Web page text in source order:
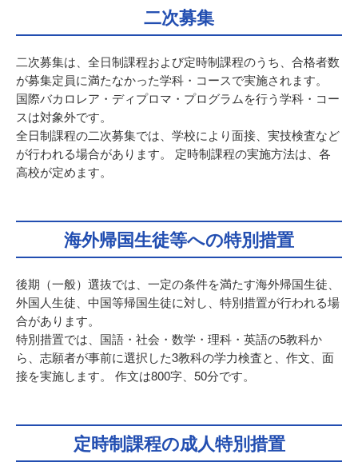
二次募集
二次募集は、全日制課程および定時制課程のうち、合格者数
が募集定員に満たなかった学科・コースで実施されます。
国際バカロレア・ディプロマ・プログラムを行う学科・コー
スは対象外です。
全日制課程の二次募集では、学校により面接、実技検査など
が行われる場合があります。 定時制課程の実施方法は、各
高校が定めます。
海外帰国生徒等への特別措置
後期（一般）選抜では、一定の条件を満たす海外帰国生徒、
外国人生徒、中国等帰国生徒に対し、特別措置が行われる場
合があります。
特別措置では、国語・社会・数学・理科・英語の5教科か
ら、志願者が事前に選択した3教科の学力検査と、作文、面
接を実施します。 作文は800字、50分です。
定時制課程の成人特別措置